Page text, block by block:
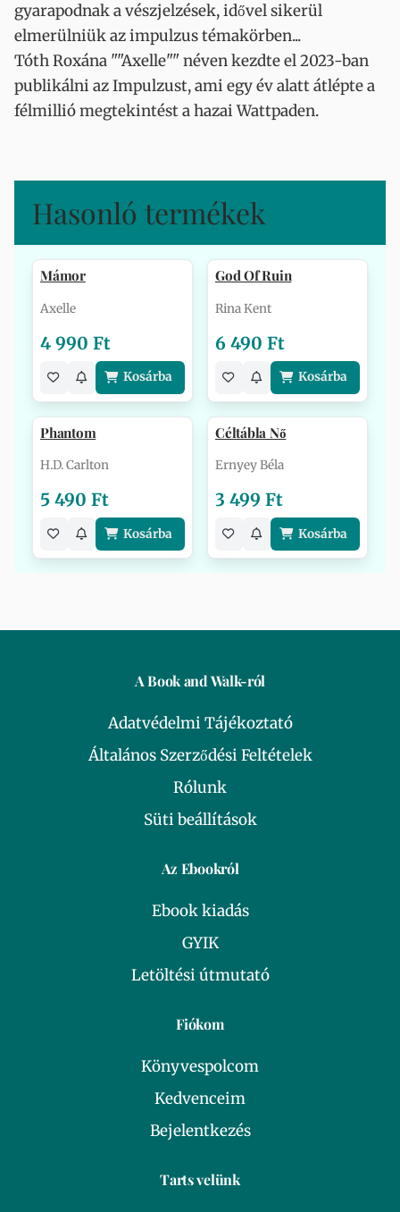
gyarapodnak a vészjelzések, idővel sikerül
elmerülniük az impulzus témakörben...
Tóth Roxána ""Axelle"" néven kezdte el 2023-ban
publikálni az Impulzust, ami egy év alatt átlépte a
félmillió megtekintést a hazai Wattpaden.
Hasonló termékek
Mámor
Axelle
4 990 Ft
Kosárba
God Of Ruin
Rina Kent
6 490 Ft
Kosárba
Phantom
H.D. Carlton
5 490 Ft
Kosárba
Céltábla Nő
Ernyey Béla
3 499 Ft
Kosárba
A Book and Walk-ról
Adatvédelmi Tájékoztató
Általános Szerződési Feltételek
Rólunk
Süti beállítások
Az Ebookról
Ebook kiadás
GYIK
Letöltési útmutató
Fiókom
Könyvespolcom
Kedvenceim
Bejelentkezés
Tarts velünk